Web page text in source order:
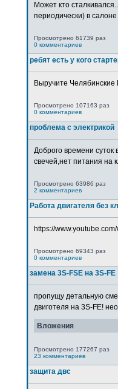
Может кто
периодически) в
Просмотрено 61739 раз
0 комментариев
ребят есть у кого
Выручите
Просмотрено 107163 раз
0 комментариев
проблема с электрикой
Доброго времени суток
свечей,нет питания на
Просмотрено 63986 раз
2 комментариев
Работа двигателя без
https://
Просмотрено 69343 раз
0 комментариев
замена 3S-FSE на 3S-FE
пропущу детальную
двиготеля на 3S-FE!
Вложения
Просмотрено 177267 раз
23 комментариев
защита двс